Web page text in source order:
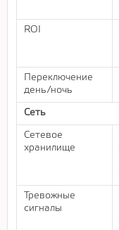
ROI
Переключение
день/ночь
Сеть
Сетевое
хранилище
Тревожные
сигналы